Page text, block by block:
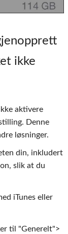
ikke
aktivere
Denne
løsninger.
din, inkludert
slik at du
iTunes eller
til "Generelt">